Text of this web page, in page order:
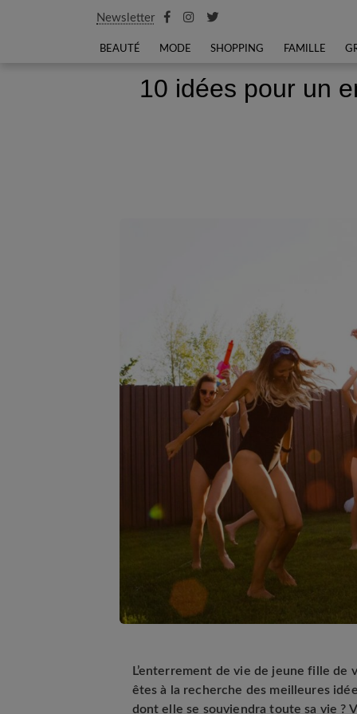
Newsletter
BEAUTÉ MODE SHOPPING FAMILLE
10 idées pour un
L’enterrement de vie de jeune fille
êtes à la recherche des meilleures
dont elle se souviendra toute sa vie ?